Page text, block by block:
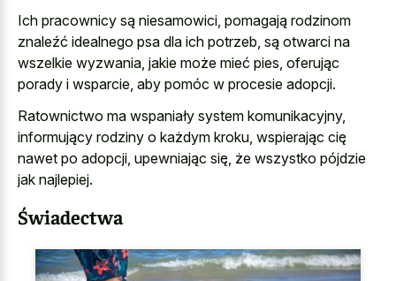
Ich pracownicy są niesamowici, pomagają rodzinom
znaleźć idealnego psa dla ich potrzeb, są otwarci na
wszelkie wyzwania, jakie może mieć pies, oferując
porady i wsparcie, aby pomóc w procesie adopcji.
Ratownictwo ma wspaniały system komunikacyjny,
informujący rodziny o każdym kroku, wspierając cię
nawet po adopcji, upewniając się, że wszystko pójdzie
jak najlepiej.
Świadectwa